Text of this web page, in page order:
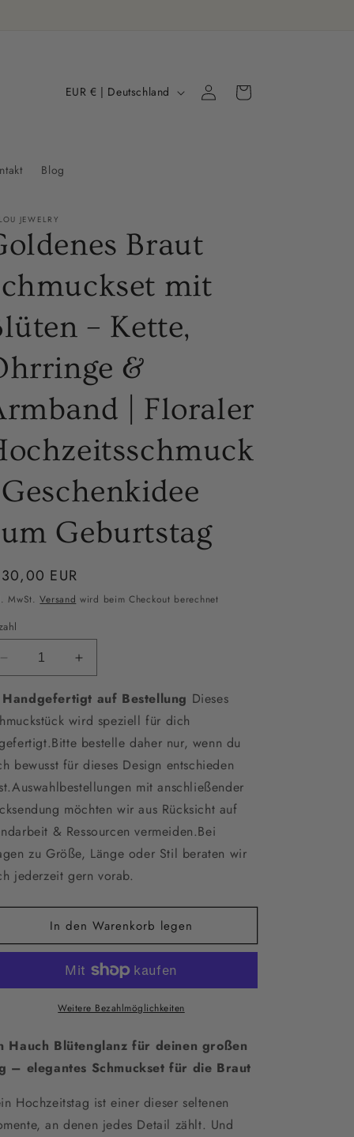
Blog
R
e
g
i
n
EUR € | Deutschland EinloggenWarenkorb
JEWELRY
Braut
mit
– Kette,
&
| Floraler
| Geschenkidee
Geburtstag
EUR
MwSt.Versand wird beim Checkout berechnet
Verringere
die
Menge
Braut
Schmuckset
mit
–
Kette,
Ohrringe
&amp;
Armband
Hochzeitsschmuck
|
Geschenkidee
Erhöhe
die
Menge
für
Goldenes
Braut
Schmuckset
mit
Blüten
–
Kette,
Ohrringe
&amp;
Armband
Hochzeitsschmuck
|
Geschenkidee
zum
Handgefertigt auf Bestellung Dieses
wird speziell für dich
bestelle daher nur, wenn du
bewusst für dieses Design entschieden
mit anschließender
möchten wir aus Rücksicht auf
& Ressourcen vermeiden.Bei
zu Größe, Länge oder Stil beraten wir
jederzeit gern vorab.
In den Warenkorb legen
Weitere Bezahlmöglichkeiten
Hauch Blütenglanz für deinen großen
– elegantes Schmuckset für die Braut
Hochzeitstag ist einer dieser seltenen
an denen jedes Detail zählt. Und